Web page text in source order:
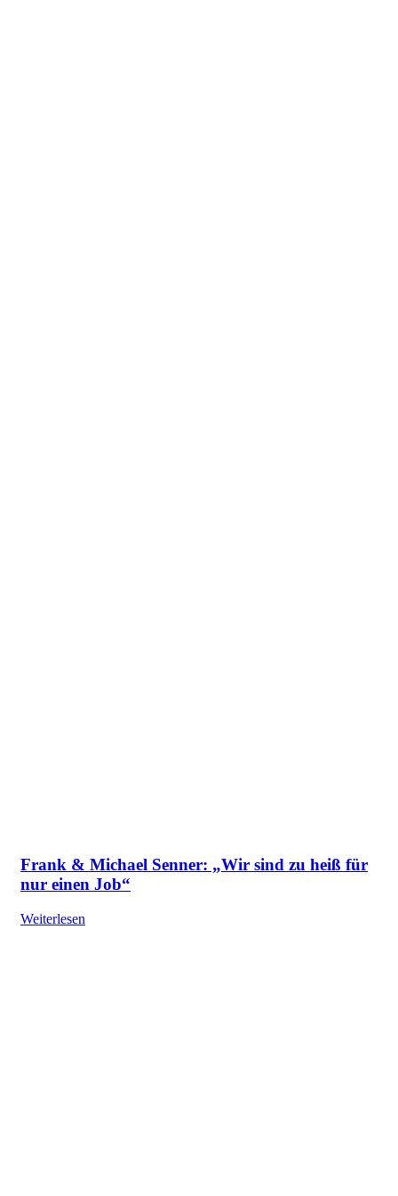
Frank & Michael Senner: „Wir sind zu heiß für
nur einen Job“
Weiterlesen